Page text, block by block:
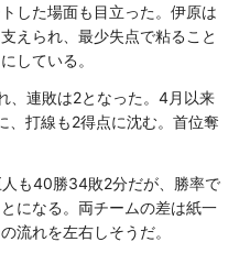
した場面も目立った。伊原は
えられ、最少失点で粘ること
している。
、連敗は2となった。4月以来
、打線も2得点に沈む。首位奪
も40勝34敗2分だが、勝率で
になる。両チームの差は紙一
流れを左右しそうだ。